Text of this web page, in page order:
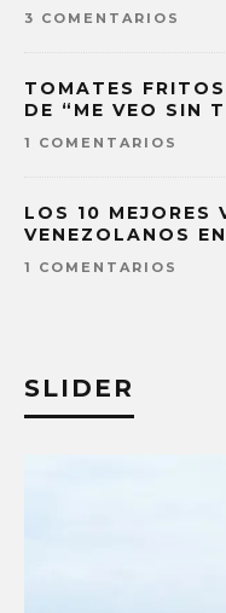
3 COMENTARIOS
TOMATES
DE “ME VEO SIN
1 COMENTARIOS
LOS 10 MEJORES
VENEZOLANOS
1 COMENTARIOS
SLIDER